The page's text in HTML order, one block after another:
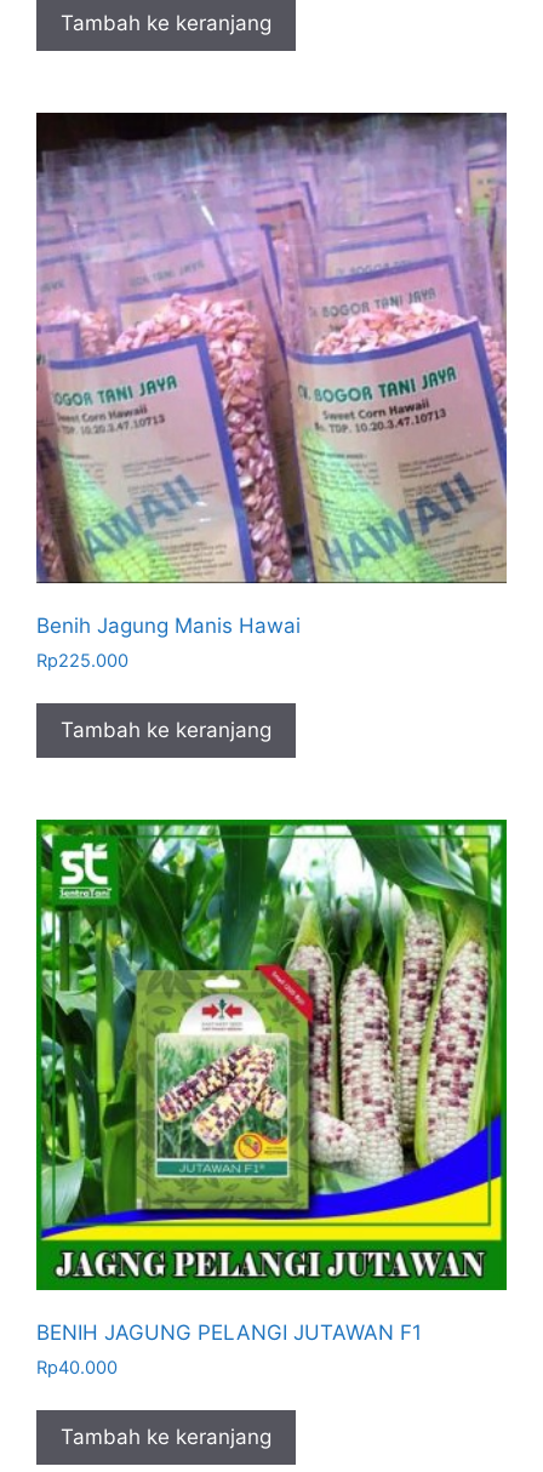
Tambah ke keranjang
Benih Jagung Manis Hawai
Rp225.000
Tambah ke keranjang
BENIH JAGUNG PELANGI JUTAWAN F1
Rp40.000
Tambah ke keranjang